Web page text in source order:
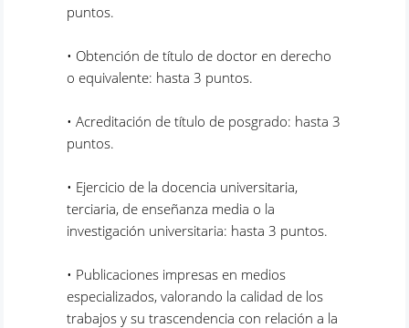
puntos.
• Obtención de título de doctor en derecho
o equivalente: hasta 3 puntos.
• Acreditación de título de posgrado: hasta 3
puntos.
• Ejercicio de la docencia universitaria,
terciaria, de enseñanza media o la
investigación universitaria: hasta 3 puntos.
• Publicaciones impresas en medios
especializados, valorando la calidad de los
trabajos y su trascendencia con relación a la